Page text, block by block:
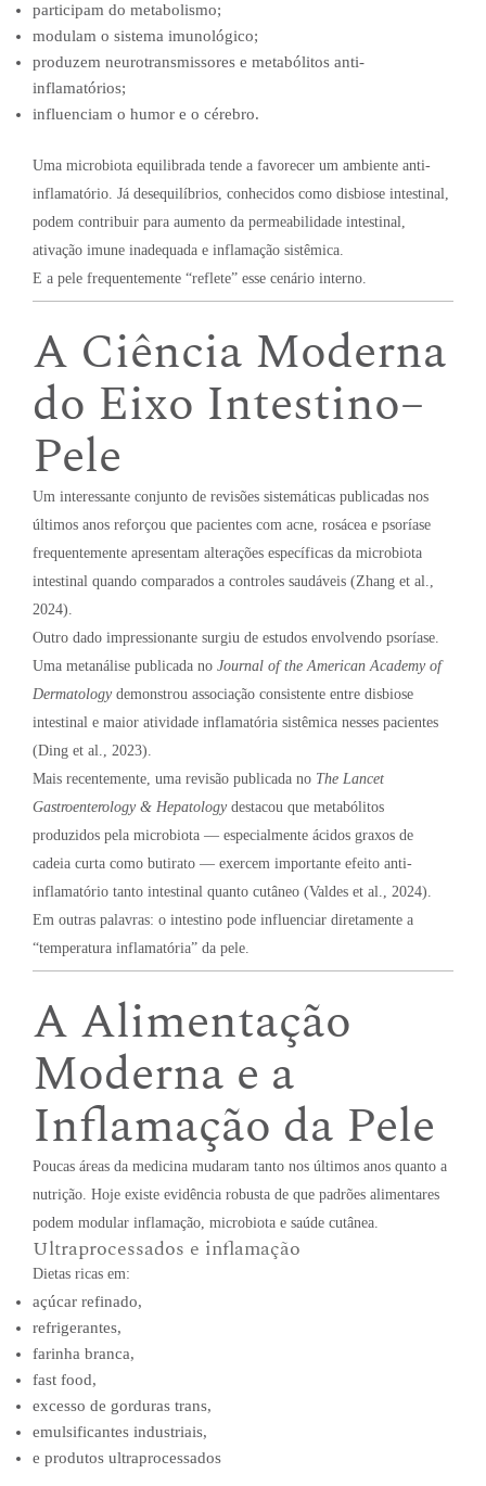
participam do metabolismo;
modulam o sistema imunológico;
produzem neurotransmissores e metabólitos anti-
inflamatórios;
influenciam o humor e o cérebro.
Uma microbiota equilibrada tende a favorecer um ambiente anti-
inflamatório. Já desequilíbrios, conhecidos como disbiose intestinal,
podem contribuir para aumento da permeabilidade intestinal,
ativação imune inadequada e inflamação sistêmica.
E a pele frequentemente “reflete” esse cenário interno.
A Ciência Moderna
do Eixo Intestino–
Pele
Um interessante conjunto de revisões sistemáticas publicadas nos
últimos anos reforçou que pacientes com acne, rosácea e psoríase
frequentemente apresentam alterações específicas da microbiota
intestinal quando comparados a controles saudáveis (Zhang et al.,
2024).
Outro dado impressionante surgiu de estudos envolvendo psoríase.
Uma metanálise publicada no Journal of the American Academy of
Dermatologydemonstrou associação consistente entre disbiose
intestinal e maior atividade inflamatória sistêmica nesses pacientes
(Ding et al., 2023).
Mais recentemente, uma revisão publicada no The Lancet
Gastroenterology & Hepatologydestacou que metabólitos
produzidos pela microbiota — especialmente ácidos graxos de
cadeia curta como butirato — exercem importante efeito anti-
inflamatório tanto intestinal quanto cutâneo (Valdes et al., 2024).
Em outras palavras: o intestino pode influenciar diretamente a
“temperatura inflamatória” da pele.
A Alimentação
Moderna e a
Inflamação da Pele
Poucas áreas da medicina mudaram tanto nos últimos anos quanto a
nutrição. Hoje existe evidência robusta de que padrões alimentares
podem modular inflamação, microbiota e saúde cutânea.
Ultraprocessados e inflamação
Dietas ricas em:
açúcar refinado,
refrigerantes,
farinha branca,
fast food,
excesso de gorduras trans,
emulsificantes industriais,
e produtos ultraprocessados